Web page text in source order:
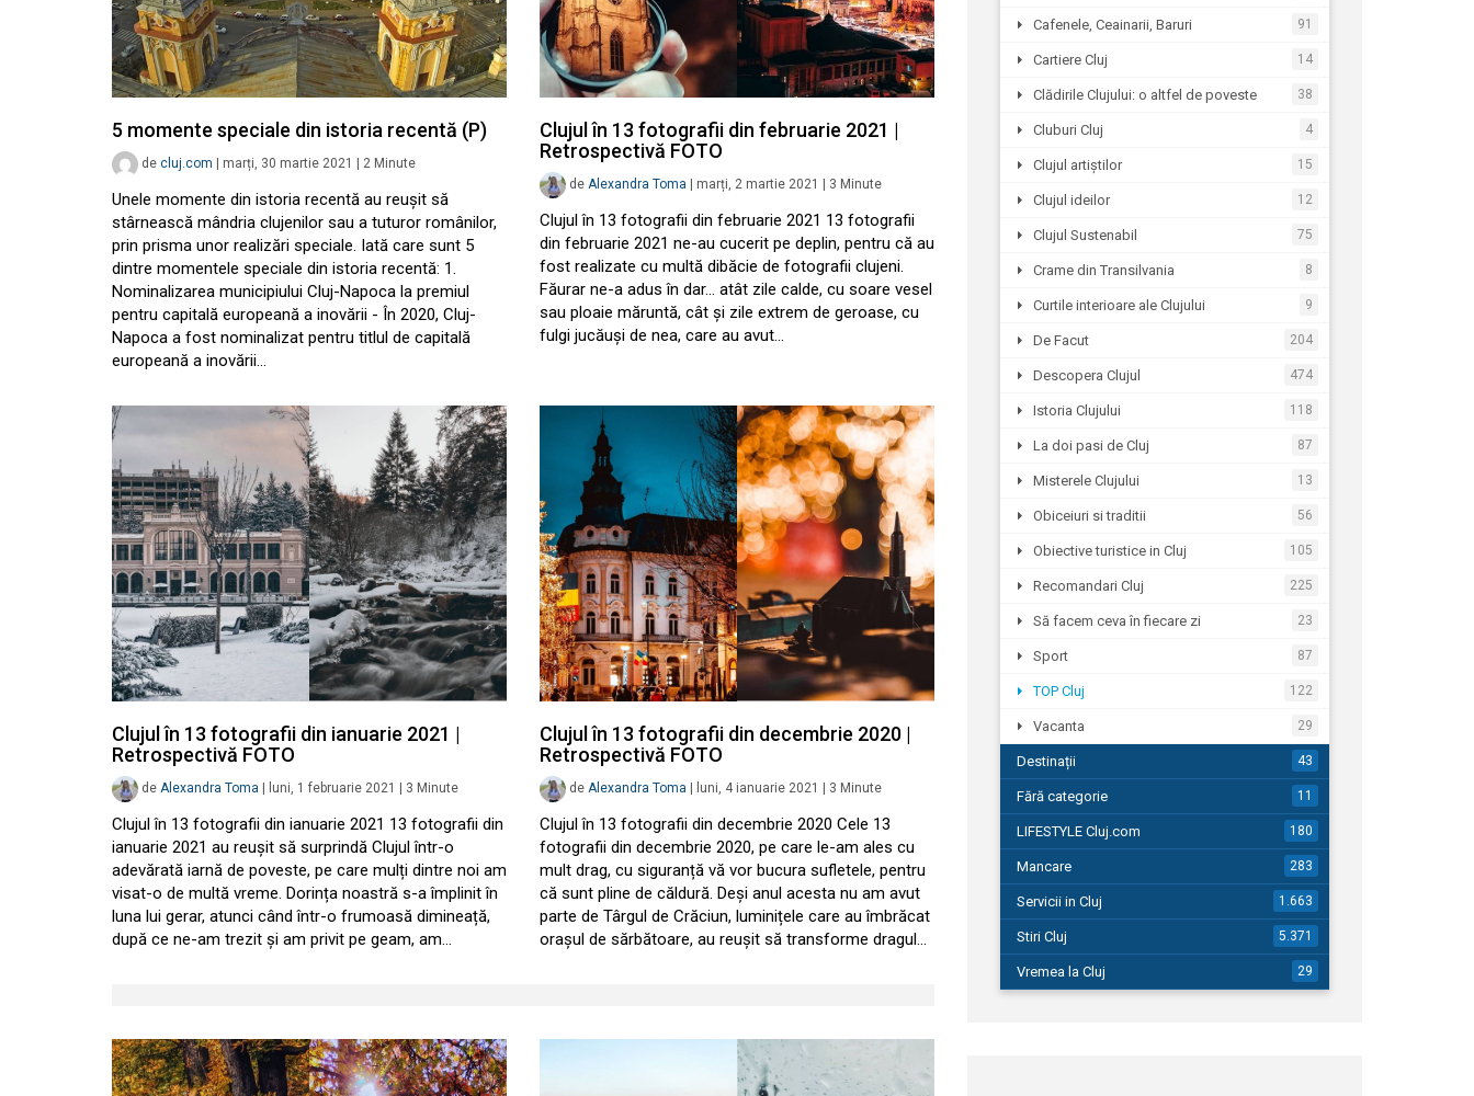
5 momente speciale din istoria recentă (P)
de cluj.com marți, 30 martie 2021 2 Minute
Unele momente din istoria recentă au reușit să
stârnească mândria clujenilor sau a tuturor românilor,
prin prisma unor realizări speciale. Iată care sunt 5
dintre momentele speciale din istoria recentă: 1.
Nominalizarea municipiului Cluj-Napoca la premiul
pentru capitală europeană a inovării - În 2020, Cluj-
Napoca a fost nominalizat pentru titlul de capitală
europeană a inovării…
Clujul în 13 fotografii din februarie 2021 |
Retrospectivă FOTO
de Alexandra Toma marți, 2 martie 2021 3 Minute
Clujul în 13 fotografii din februarie 2021 13 fotografii
din februarie 2021 ne-au cucerit pe deplin, pentru că au
fost realizate cu multă dibăcie de fotografii clujeni.
Făurar ne-a adus în dar… atât zile calde, cu soare vesel
sau ploaie măruntă, cât și zile extrem de geroase, cu
fulgi jucăuși de nea, care au avut…
Clujul în 13 fotografii din ianuarie 2021 |
Retrospectivă FOTO
de Alexandra Toma luni, 1 februarie 2021 3 Minute
Clujul în 13 fotografii din ianuarie 2021 13 fotografii din
ianuarie 2021 au reușit să surprindă Clujul într-o
adevărată iarnă de poveste, pe care mulți dintre noi am
visat-o de multă vreme. Dorința noastră s-a împlinit în
luna lui gerar, atunci când într-o frumoasă dimineață,
după ce ne-am trezit și am privit pe geam, am…
Clujul în 13 fotografii din decembrie 2020 |
Retrospectivă FOTO
de Alexandra Toma luni, 4 ianuarie 2021 3 Minute
Clujul în 13 fotografii din decembrie 2020 Cele 13
fotografii din decembrie 2020, pe care le-am ales cu
mult drag, cu siguranță vă vor bucura sufletele, pentru
că sunt pline de căldură. Deși anul acesta nu am avut
parte de Târgul de Crăciun, luminițele care au îmbrăcat
orașul de sărbătoare, au reușit să transforme dragul…
Cafenele, Ceainarii, Baruri 91
Cartiere Cluj 14
Clădirile Clujului: o altfel de poveste 38
Cluburi Cluj 4
Clujul artiștilor 15
Clujul ideilor 12
Clujul Sustenabil 75
Crame din Transilvania 8
Curtile interioare ale Clujului 9
De Facut 204
Descopera Clujul 474
Istoria Clujului 118
La doi pasi de Cluj 87
Misterele Clujului 13
Obiceiuri si traditii 56
Obiective turistice in Cluj 105
Recomandari Cluj 225
Să facem ceva în fiecare zi 23
Sport 87
TOP Cluj 122
Vacanta 29
Destinații 43
Fără categorie 11
LIFESTYLE Cluj.com 180
Mancare 283
Servicii in Cluj 1.663
Stiri Cluj 5.371
Vremea la Cluj 29